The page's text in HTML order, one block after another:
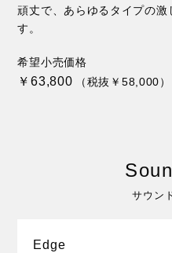
頑丈で、あらゆるタイプの激
す。
希望小売価格
￥63,800 （税抜￥58,000）
サウン
Edge